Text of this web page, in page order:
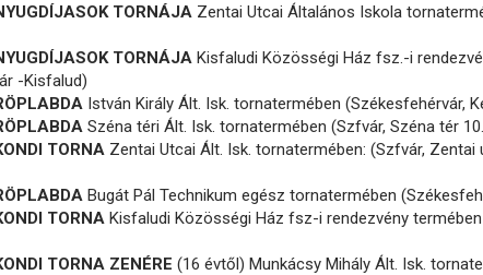
TORNÁJA Zentai Utcai Általános Iskola
TORNÁJA Kisfaludi Közösségi Ház fsz.-i
-Kisfalud)
István Király Ált. Isk. tornatermében (Székesfehérvár,
Széna téri Ált. Isk. tornatermében (Szfvár, Széna tér
TORNA Zentai Utcai Ált. Isk. tornatermében: (Szfvár, Zentai
Bugát Pál Technikum egész tornatermében
TORNA Kisfaludi Közösségi Ház fsz-i rendezvény
TORNA ZENÉRE (16 évtől) Munkácsy Mihály Ált. Isk.